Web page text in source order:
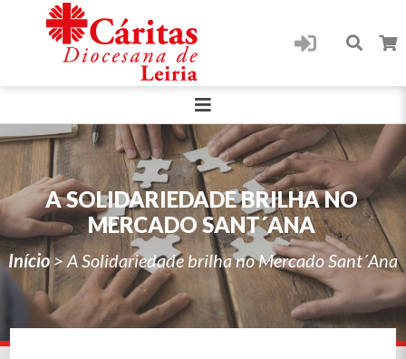
A SOLIDARIEDADE BRILHA NO
MERCADO SANT´ANA
Início>A Solidariedade brilha no Mercado Sant´Ana